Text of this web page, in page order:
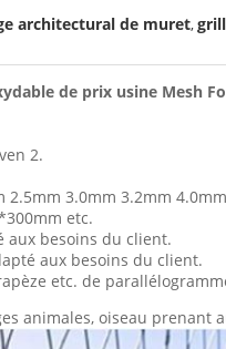
architectural de muret,
de prix usine Mesh
2.
3.0mm 3.2mm
etc.
aux besoins du client.
aux besoins du client.
etc. de
animales, oiseau